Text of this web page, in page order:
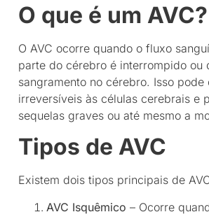
O que é um AVC?
O AVC ocorre quando o fluxo
parte do cérebro é interrompido ou
sangramento no cérebro. Isso pode
irreversíveis às células cerebrais e
sequelas graves ou até mesmo a
Tipos de AVC
Existem dois tipos principais de
AVC Isquêmico – Ocorre